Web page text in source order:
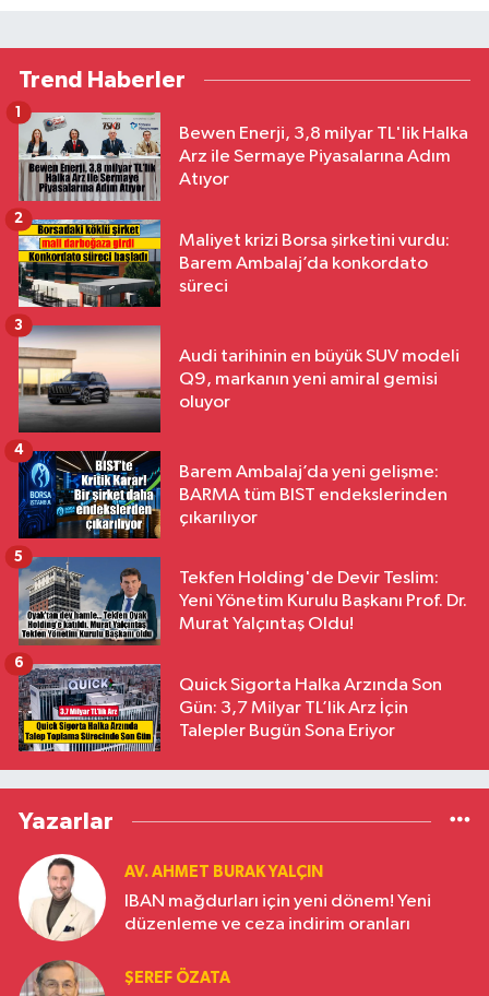
Trend Haberler
Bewen Enerji, 3,8 milyar TL'lik Halka
Arz ile Sermaye Piyasalarına Adım
Atıyor
1
Maliyet krizi Borsa şirketini vurdu:
Barem Ambalaj’da konkordato
süreci
2
Audi tarihinin en büyük SUV modeli
Q9, markanın yeni amiral gemisi
oluyor
3
Barem Ambalaj’da yeni gelişme:
BARMA tüm BIST endekslerinden
çıkarılıyor
4
Tekfen Holding'de Devir Teslim:
Yeni Yönetim Kurulu Başkanı Prof. Dr.
Murat Yalçıntaş Oldu!
5
Quick Sigorta Halka Arzında Son
Gün: 3,7 Milyar TL’lik Arz İçin
Talepler Bugün Sona Eriyor
6
Yazarlar
AV. AHMET BURAK YALÇIN
IBAN mağdurları için yeni dönem! Yeni
düzenleme ve ceza indirim oranları
ŞEREF ÖZATA